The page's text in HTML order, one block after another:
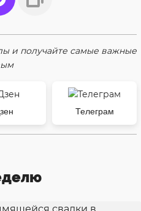
и получайте самые важные
Телеграм